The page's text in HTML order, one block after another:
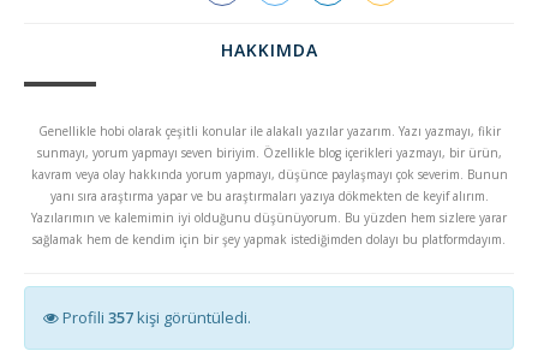
HAKKIMDA
Genellikle hobi olarak çeşitli konular ile alakalı yazılar yazarım. Yazı yazmayı, fikir
sunmayı, yorum yapmayı seven biriyim. Özellikle blog içerikleri yazmayı, bir ürün,
kavram veya olay hakkında yorum yapmayı, düşünce paylaşmayı çok severim. Bunun
yanı sıra araştırma yapar ve bu araştırmaları yazıya dökmekten de keyif alırım.
Yazılarımın ve kalemimin iyi olduğunu düşünüyorum. Bu yüzden hem sizlere yarar
sağlamak hem de kendim için bir şey yapmak istediğimden dolayı bu platformdayım.
Profili 357kişi görüntüledi.